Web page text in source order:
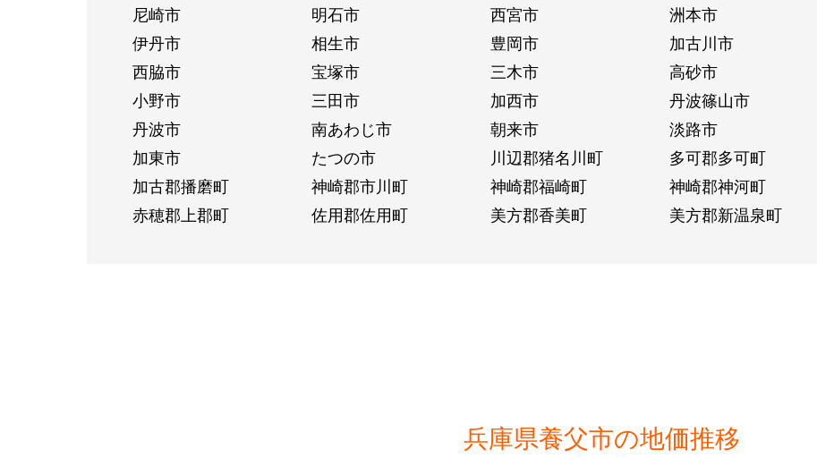
尼崎市
明石市 西宮市 洲本市
伊丹市
相生市 豊岡市 加古川市
西脇市
宝塚市 三木市 高砂市
小野市
三田市 加西市 丹波篠山市
丹波市
南あわじ市 朝来市 淡路市
加東市
たつの市 川辺郡猪名川町 多可郡多可町
加古郡播磨町
神崎郡市川町 神崎郡福崎町 神崎郡神河町
赤穂郡上郡町
佐用郡佐用町 美方郡香美町 美方郡新温泉町
兵庫県養父市の地価推移